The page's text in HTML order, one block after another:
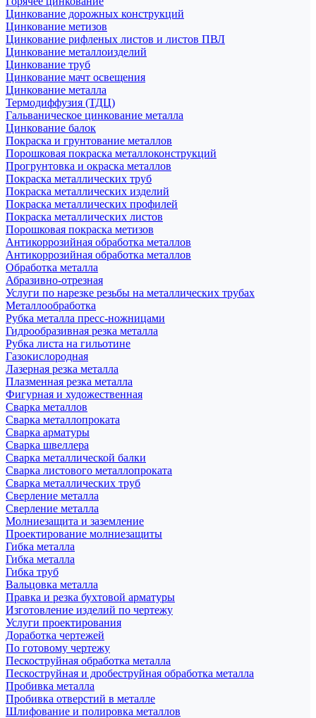
Цинкование дорожных конструкций
Цинкование метизов
Цинкование рифленых листов и листов ПВЛ
Цинкование металлоизделий
Цинкование труб
Цинкование мачт освещения
Цинкование металла
Термодиффузия (ТДЦ)
Гальваническое цинкование металла
Цинкование балок
Покраска и грунтование металлов
Порошковая покраска металлоконструкций
Прогрунтовка и окраска металлов
Покраска металлических труб
Покраска металлических изделий
Покраска металлических профилей
Покраска металлических листов
Порошковая покраска метизов
Антикоррозийная обработка металлов
Антикоррозийная обработка металлов
Обработка металла
Абразивно-отрезная
Услуги по нарезке резьбы на металлических трубах
Металлообработка
Рубка металла пресс-ножницами
Гидрообразивная резка металла
Рубка листа на гильотине
Газокислородная
Лазерная резка металла
Плазменная резка металла
Фигурная и художественная
Сварка металлов
Сварка металлопроката
Сварка арматуры
Сварка швеллера
Сварка металлической балки
Сварка листового металлопроката
Сварка металлических труб
Сверление металла
Сверление металла
Молниезащита и заземление
Проектирование молниезащиты
Гибка металла
Гибка металла
Гибка труб
Вальцовка металла
Правка и резка бухтовой арматуры
Изготовление изделий по чертежу
Услуги проектирования
Доработка чертежей
По готовому чертежу
Пескоструйная обработка металла
Пескоструйная и дробеструйная обработка металла
Пробивка металла
Пробивка отверстий в металле
Шлифование и полировка металлов